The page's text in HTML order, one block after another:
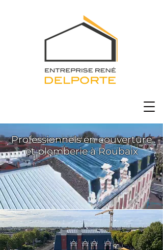
Professionnels en couverture
et plomberie à Roubaix